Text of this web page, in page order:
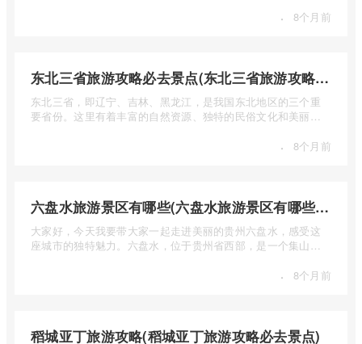
· 8个月前
东北三省旅游攻略必去景点(东北三省旅游攻略必去景点视频介绍)
东北三省，即辽宁、吉林、黑龙江，是我国东北地区的三个重
要省份。这里有着丰富的自然资源、独特的民俗文化和美丽的
· 8个月前
六盘水旅游景区有哪些(六盘水旅游景区有哪些景点值得去)
大家好，今天我要带大家一起走进美丽的贵州六盘水，感受这
座城市的独特魅力。六盘水，位于贵州省西部，是一个集山水
· 8个月前
稻城亚丁旅游攻略(稻城亚丁旅游攻略必去景点)